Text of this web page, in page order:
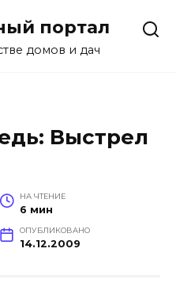
портал
домов и дач
Выстрел
НА ЧТЕНИЕ
6 мин
ОПУБЛИКОВАНО
14.12.2009